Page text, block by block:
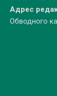
Адрес
Обводного